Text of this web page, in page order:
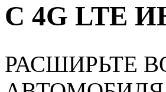
С 4G LTE
РАСШИРЬТЕ